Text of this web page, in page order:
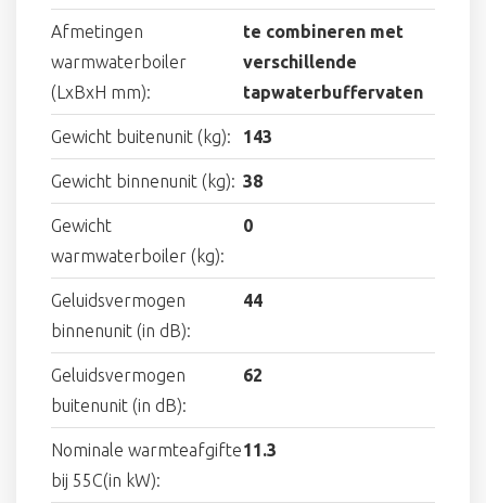
Afmetingen
warmwaterboiler
(LxBxH mm):
te combineren met
verschillende
tapwaterbuffervaten
Gewicht buitenunit (kg): 143
Gewicht binnenunit (kg): 38
Gewicht
warmwaterboiler (kg):
0
Geluidsvermogen
binnenunit (in dB):
44
Geluidsvermogen
buitenunit (in dB):
62
Nominale warmteafgifte
bij 55C(in kW):
11.3